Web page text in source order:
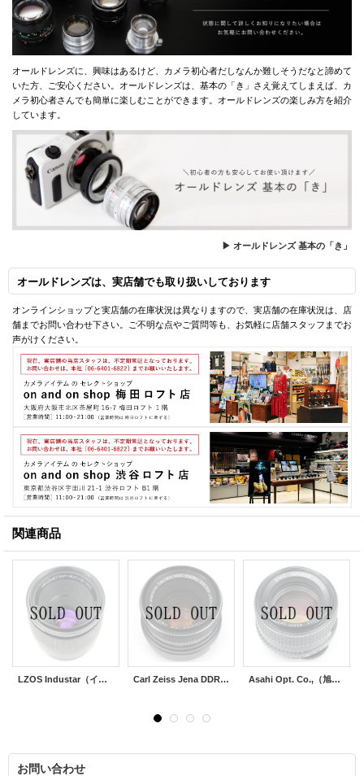
オールドレンズに、興味はあるけど、カメラ初心者だしなんか難しそうだなと諦めて
いた方、ご安心ください。オールドレンズは、基本の「き」さえ覚えてしまえば、カ
メラ初心者さんでも簡単に楽しむことができます。オールドレンズの楽しみ方を紹介
しています。
▶ オールドレンズ 基本の「き」
オールドレンズは、実店舗でも取り扱いしております
オンラインショップと実店舗の在庫状況は異なりますので、実店舗の在庫状況は、店
舗までお問い合わせ下さい。ご不明な点やご質問等も、お気軽に店舗スタッフまでお
声がけください。
関連商品
LZOS Industar（インダスター） 61 L/Z-MC 50mm/F2.8 Carl Zeiss Jena DDR（カールツアイス イエナ）MC Pancolar electric（パンカラー） 50mm/F1.8 Asahi Opt. Co.,（旭光学工業） SMC Takumar（タクマー）50mm/F1.4
お問い合わせ